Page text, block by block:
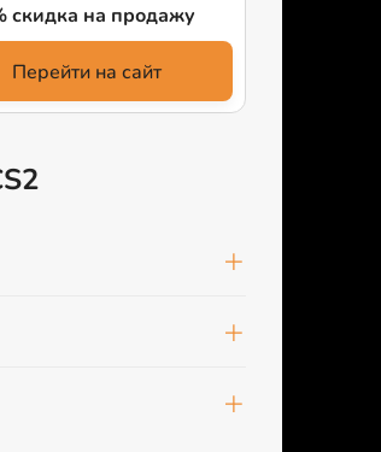
скидка на продажу
Перейти на сайт